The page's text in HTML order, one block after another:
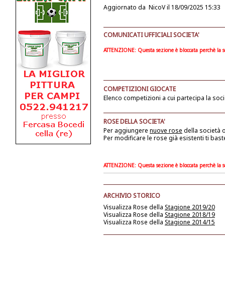
Aggiornato da NicoVil 18/09/2025 15:33
COMUNICATI UFFICIALI SOCIETA'
ATTENZIONE: Questa sezione è bloccata perchè
COMPETIZIONI GIOCATE
Elenco competizioni a cui partecipa la
ROSE DELLA SOCIETA'
Per aggiungere nuove rose della società
Per modificare le rose già esistenti ti
ATTENZIONE: Questa sezione è bloccata perchè
ARCHIVIO STORICO
Visualizza Rose della Stagione 2019/20
Visualizza Rose della Stagione 2018/19
Visualizza Rose della Stagione 2014/15